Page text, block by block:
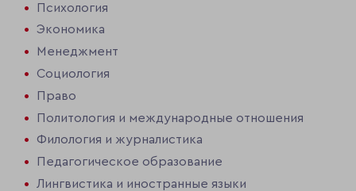
Психология
Экономика
Менеджмент
Социология
Право
Политология и международные отношения
Филология и журналистика
Педагогическое образование
Лингвистика и иностранные языки